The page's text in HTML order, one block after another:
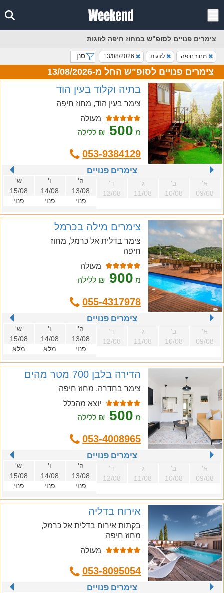
צימרים פנויים לסופ"ש במחוז חיפה לזוגות
מחוז חיפה לזוגות 13/08/2026 סנן
צימרים פנויים לסופ"ש החל מ-13/08/2026
בתיה וקלוד בעין הוד
צימר בעין הוד, מחוז חיפה
מעולה
מ 500 ₪ ללילה
053-9384129
צימרים פנויים
א'
09/08
ב'
10/08
ג'
11/08
ד'
12/08
ה'
13/08
פנוי
ו'
14/08
פנוי
ש'
15/08
פנוי
צימרים מילה בכרמל
צימר בדלית אל כרמל, מחוז
חיפה
מעולה
מ 900 ₪ ללילה
055-4317978
צימרים פנויים
א'
09/08
ב'
10/08
ג'
11/08
ד'
12/08
ה'
13/08
פנוי
ו'
14/08
מלא
ש'
15/08
מלא
הדירה בלבן 700 מטר מהים
צימר בחדרה, מחוז חיפה
יוצא מהכלל
מ 500 ₪ ללילה
053-4008965
צימרים פנויים
א'
09/08
ב'
10/08
ג'
11/08
ד'
12/08
ה'
13/08
פנוי
ו'
14/08
פנוי
ש'
15/08
פנוי
אירוח בדליה
בקתות אירוח בדלית אל כרמל,
מחוז חיפה
מעולה
053-8095054
צימרים פנויים